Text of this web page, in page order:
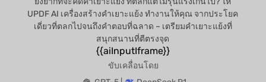
UPDF AI เครื่องสร้างคำเยาะแย้ง ทำงานให้คุณ จากประโยค
เดี่ยวที่ตลกไปจนถึงคำตอบที่ฉลาด – เตรียมคำเยาะแย้งที่
สนุกสนานที่ตีตรงจุด
{{aiInputIframe}}